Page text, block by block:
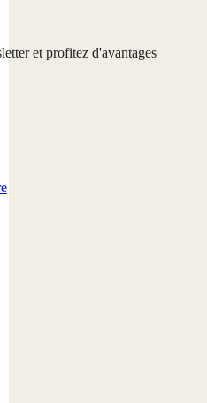
et profitez d'avantages